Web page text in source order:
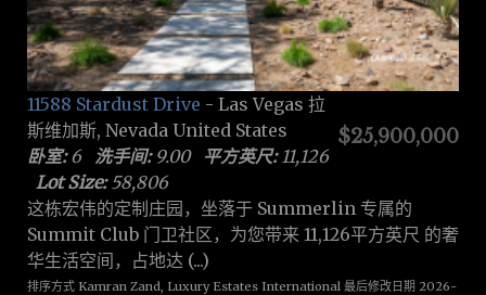
$25,900,000
11588 Stardust Drive - Las Vegas 拉
斯维加斯, Nevada United States
卧室:6 洗手间:9.00 平方英尺:11,126
Lot Size:58,806
这栋宏伟的定制庄园，坐落于 Summerlin 专属的
Summit Club 门卫社区，为您带来 11,126平方英尺 的奢
华生活空间，占地达 (...)
排序方式 Kamran Zand, Luxury Estates International 最后修改日期 2026-